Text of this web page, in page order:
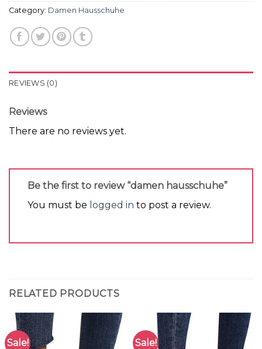
Category: Damen Hausschuhe
REVIEWS (0)
Reviews
There are no reviews yet.
Be the first to review “damen hausschuhe”
You must be logged in to post a review.
RELATED PRODUCTS
Sale! Sale!